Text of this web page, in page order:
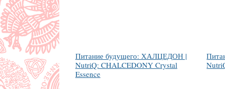
Питание будущего: ХАЛЦЕДОН |
NutriQ: CHALCEDONY Crystal
Essence